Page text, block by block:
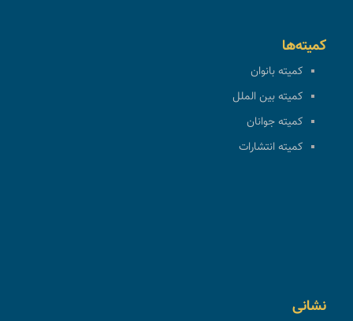
کمیته‌ها
کمیته بانوان
کمیته بین الملل
کمیته جوانان
کمیته انتشارات
نشانی